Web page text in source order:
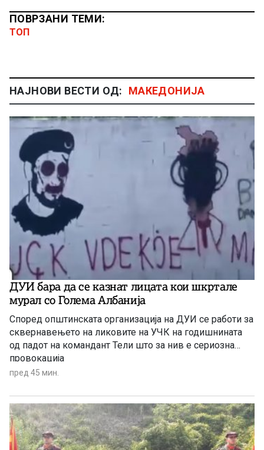
ПОВРЗАНИ ТЕМИ:
ТОП
НАЈНОВИ ВЕСТИ ОД: МАКЕДОНИЈА
ДУИ бара да се казнат лицата кои шкртале
мурал со Голема Албанија
Според општинската организација на ДУИ се работи за
сквернавењето на ликовите на УЧК на годишнината
од падот на командант Тели што за нив е сериозна
провокација
пред 45 мин.